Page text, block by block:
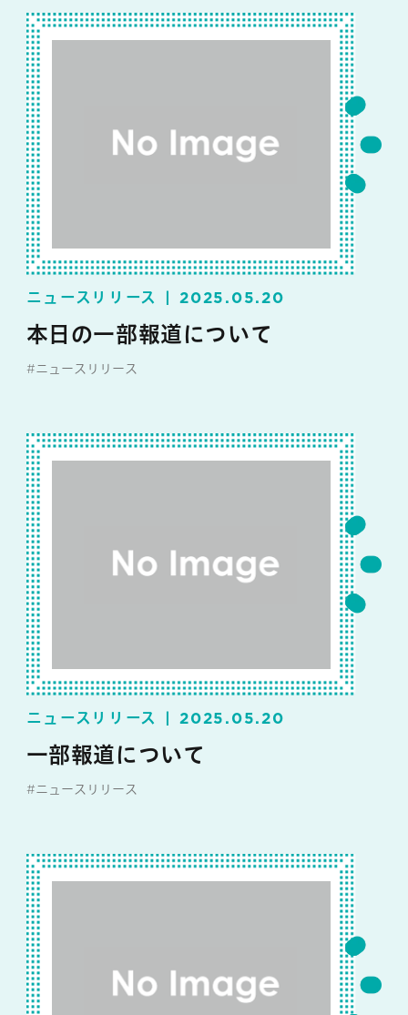
ニュースリリース 2025.05.20
本日の一部報道について
#ニュースリリース
ニュースリリース 2025.05.20
一部報道について
#ニュースリリース